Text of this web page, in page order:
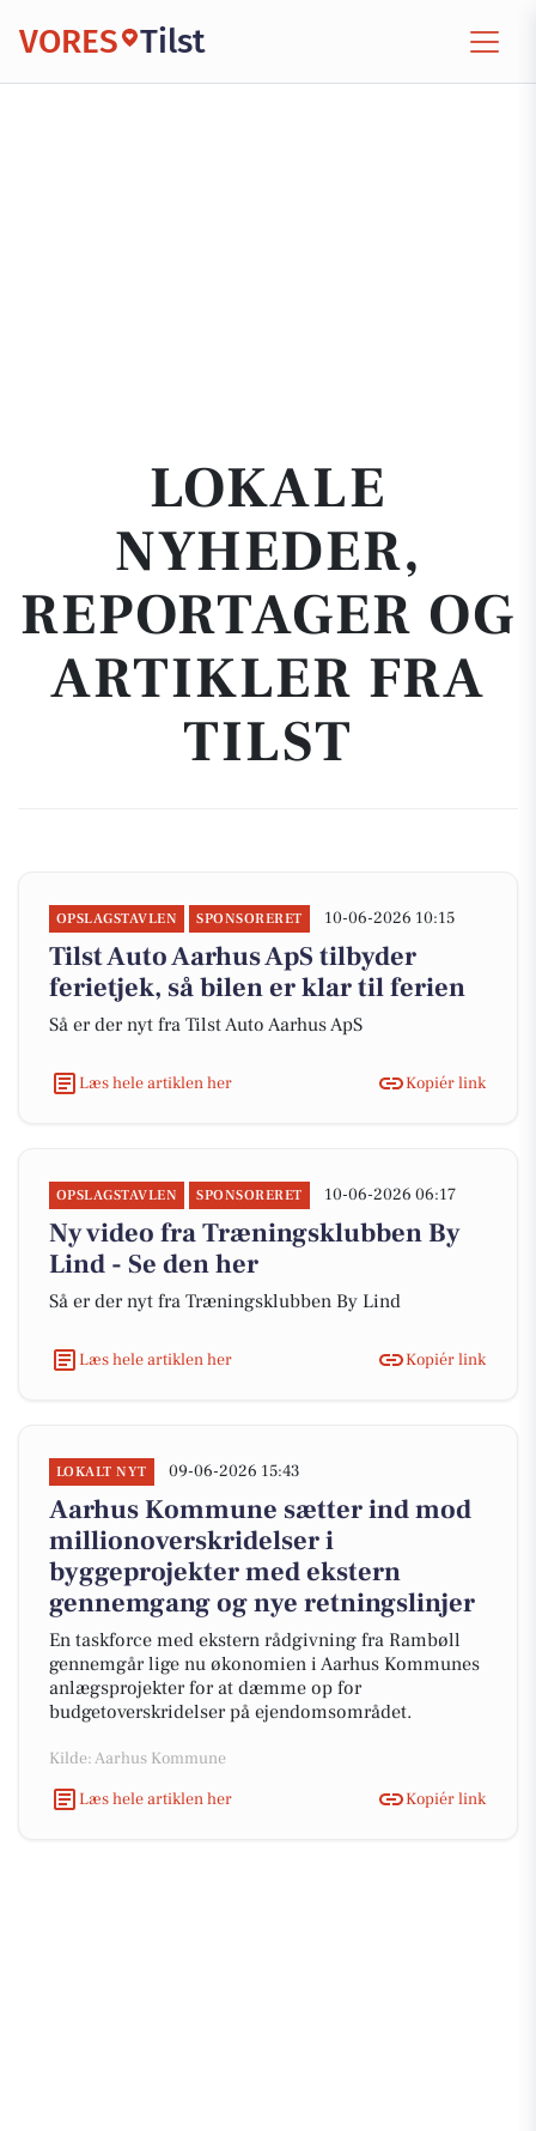
VORES Tilst
LOKALE
NYHEDER,
REPORTAGER OG
ARTIKLER FRA
TILST
OPSLAGSTAVLEN SPONSORERET 10-06-2026 10:15
Tilst Auto Aarhus ApS tilbyder
ferietjek, så bilen er klar til ferien
Så er der nyt fra Tilst Auto Aarhus ApS
Læs hele artiklen her Kopiér link
OPSLAGSTAVLEN SPONSORERET 10-06-2026 06:17
Ny video fra Træningsklubben By
Lind - Se den her
Så er der nyt fra Træningsklubben By Lind
Læs hele artiklen her Kopiér link
LOKALT NYT 09-06-2026 15:43
Aarhus Kommune sætter ind mod
millionoverskridelser i
byggeprojekter med ekstern
gennemgang og nye retningslinjer
En taskforce med ekstern rådgivning fra Rambøll
gennemgår lige nu økonomien i Aarhus Kommunes
anlægsprojekter for at dæmme op for
budgetoverskridelser på ejendomsområdet.
Kilde: Aarhus Kommune
Læs hele artiklen her
Kopiér link